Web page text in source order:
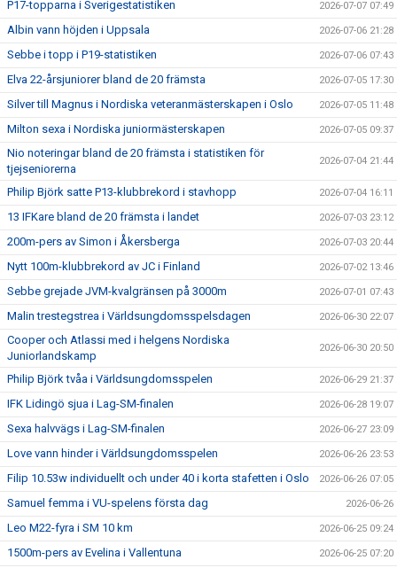
P17-topparna i Sverigestatistiken 2026-07-07 07:49
Albin vann höjden i Uppsala 2026-07-06 21:28
Sebbe i topp i P19-statistiken 2026-07-06 07:43
Elva 22-årsjuniorer bland de 20 främsta 2026-07-05 17:30
Silver till Magnus i Nordiska veteranmästerskapen i Oslo 2026-07-05 11:48
Milton sexa i Nordiska juniormästerskapen 2026-07-05 09:37
Nio noteringar bland de 20 främsta i statistiken för
tjejseniorerna
2026-07-04 21:44
Philip Björk satte P13-klubbrekord i stavhopp 2026-07-04 16:11
13 IFKare bland de 20 främsta i landet 2026-07-03 23:12
200m-pers av Simon i Åkersberga 2026-07-03 20:44
Nytt 100m-klubbrekord av JC i Finland 2026-07-02 13:46
Sebbe grejade JVM-kvalgränsen på 3000m 2026-07-01 07:43
Malin trestegstrea i Världsungdomsspelsdagen 2026-06-30 22:07
Cooper och Atlassi med i helgens Nordiska
Juniorlandskamp
2026-06-30 20:50
Philip Björk tvåa i Världsungdomsspelen 2026-06-29 21:37
IFK Lidingö sjua i Lag-SM-finalen 2026-06-28 19:07
Sexa halvvägs i Lag-SM-finalen 2026-06-27 23:09
Love vann hinder i Världsungdomsspelen 2026-06-26 23:53
Filip 10.53w individuellt och under 40 i korta stafetten i Oslo 2026-06-26 07:05
Samuel femma i VU-spelens första dag 2026-06-26
Leo M22-fyra i SM 10 km 2026-06-25 09:24
1500m-pers av Evelina i Vallentuna 2026-06-25 07:20